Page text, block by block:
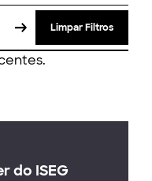
Limpar Filtros
do ISEG